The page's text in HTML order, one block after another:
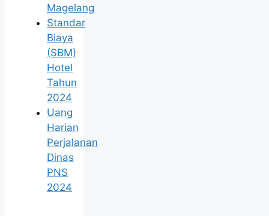
Magelang
Standar
Biaya
(SBM)
Hotel
Tahun
2024
Uang
Harian
Perjalanan
Dinas
PNS
2024